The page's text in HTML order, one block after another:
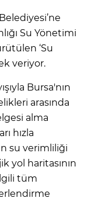
Su Yönetimi
‘Su
veriyor.
Bursa'nın
arasında
alma
hızla
su verimliliği
yol haritasının
tüm